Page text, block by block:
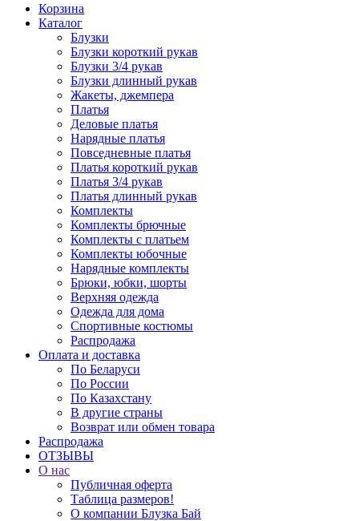
Корзина
Каталог
Блузки
Блузки короткий рукав
Блузки 3/4 рукав
Блузки длинный рукав
Жакеты, джемпера
Платья
Деловые платья
Нарядные платья
Повседневные платья
Платья короткий рукав
Платья 3/4 рукав
Платья длинный рукав
Комплекты
Комплекты брючные
Комплекты с платьем
Комплекты юбочные
Нарядные комплекты
Брюки, юбки, шорты
Верхняя одежда
Одежда для дома
Спортивные костюмы
Распродажа
Оплата и доставка
По Беларуси
По России
По Казахстану
В другие страны
Возврат или обмен товара
Распродажа
ОТЗЫВЫ
О нас
Публичная оферта
Таблица размеров!
О компании Блузка Бай